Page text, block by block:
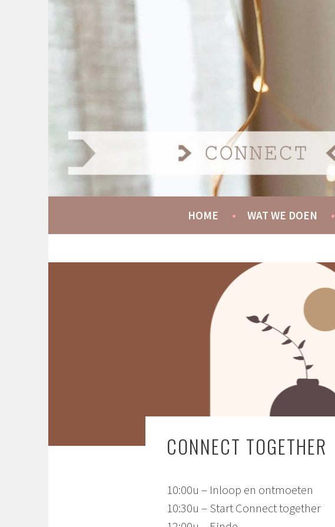
Spring
AT HOME COMMUNITY
HOME WAT WE DOEN
CONNECT TOGETHER
10:00u – Inloop en ontmoeten
10:30u – Start Connect together